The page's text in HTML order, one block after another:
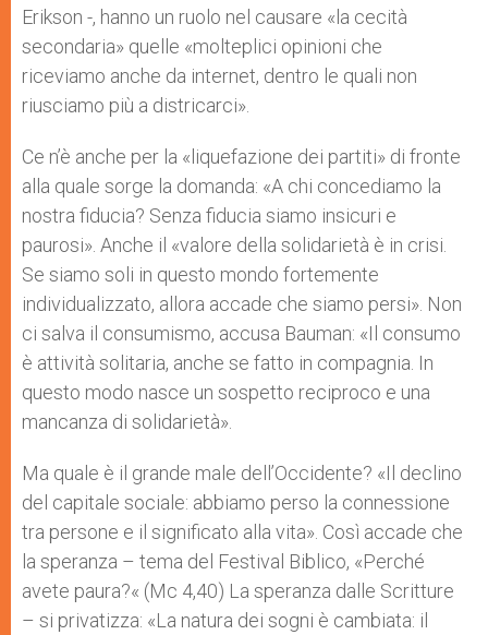
Erikson -, hanno un ruolo nel causare «la cecità
secondaria» quelle «molteplici opinioni che
riceviamo anche da internet, dentro le quali non
riusciamo più a districarci».
Ce n’è anche per la «liquefazione dei partiti» di fronte
alla quale sorge la domanda: «A chi concediamo la
nostra fiducia? Senza fiducia siamo insicuri e
paurosi». Anche il «valore della solidarietà è in crisi.
Se siamo soli in questo mondo fortemente
individualizzato, allora accade che siamo persi». Non
ci salva il consumismo, accusa Bauman: «Il consumo
è attività solitaria, anche se fatto in compagnia. In
questo modo nasce un sospetto reciproco e una
mancanza di solidarietà».
Ma quale è il grande male dell’Occidente? «Il declino
del capitale sociale: abbiamo perso la connessione
tra persone e il significato alla vita». Così accade che
la speranza – tema del Festival Biblico, «Perché
avete paura?« (Mc 4,40) La speranza dalle Scritture
– si privatizza: «La natura dei sogni è cambiata: il